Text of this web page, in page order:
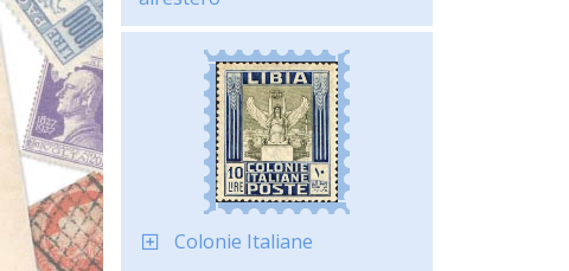
Colonie Italiane